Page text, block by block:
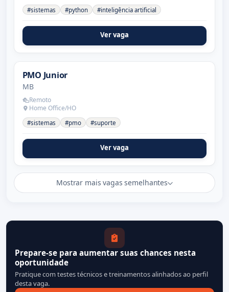
#sistemas #python #inteligência artificial
Ver vaga
PMO Junior
MB
Remoto
Home Office/HO
#sistemas #pmo #suporte
Ver vaga
Mostrar mais vagas semelhantes
Prepare-se para aumentar suas chances nesta
oportunidade
Pratique com testes técnicos e treinamentos alinhados ao perfil
desta vaga.